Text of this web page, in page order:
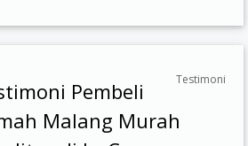
Testimoni
Pembeli
Malang Murah